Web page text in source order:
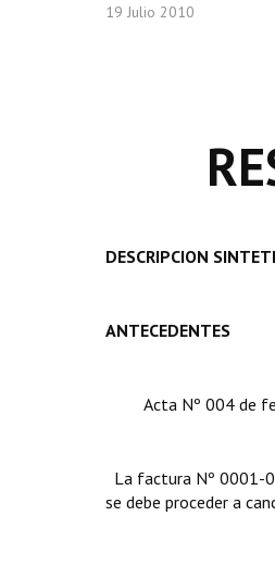
19 Julio 2010
DESCRIPCION
ANTECEDENTES
Acta Nº 004 de
La factura Nº 0001-
se debe proceder a